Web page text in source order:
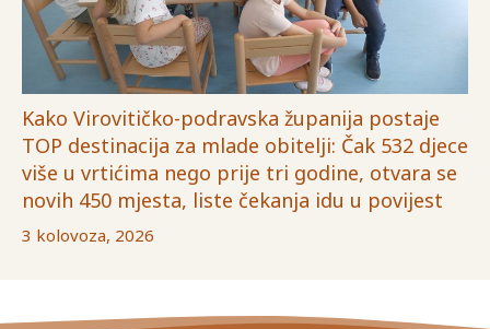
Kako Virovitičko-podravska županija postaje
TOP destinacija za mlade obitelji: Čak 532 djece
više u vrtićima nego prije tri godine, otvara se
novih 450 mjesta, liste čekanja idu u povijest
3 kolovoza, 2026